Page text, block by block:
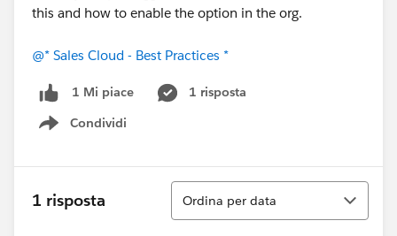
this and how to enable the option in the org.
@* Sales Cloud - Best Practices *
1 Mi piace
1 risposta
Condividi
Show menu
1 risposta
Ordina
Ordina per data